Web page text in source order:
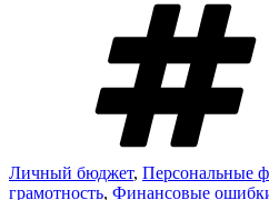
Личный бюджет, Персональные
грамотность, Финансовые